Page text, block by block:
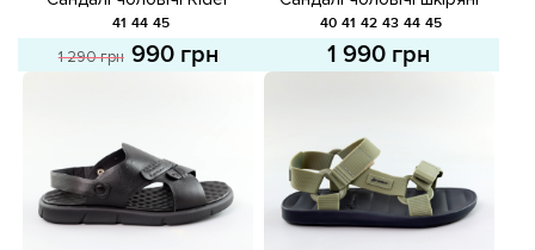
585998 Чорні розпродаж
41 44 45
1 290 грн 990 грн
589069 Чорні
40 41 42 43 44 45
1 990 грн